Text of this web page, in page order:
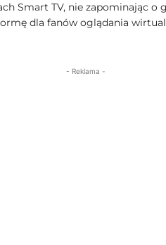
Smart TV, nie zapominając o
dla fanów oglądania
- Reklama -